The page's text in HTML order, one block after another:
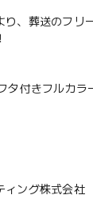
り、葬送のフリ
タ付きフルカラ
ィング株式会社